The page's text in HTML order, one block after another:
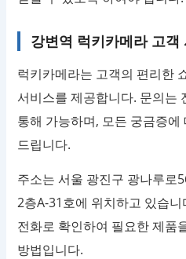
강변역 럭키카메라 고객
럭키카메라는 고객의 편리한
서비스를 제공합니다. 문의는
통해 가능하며, 모든 궁금증에
드립니다.
주소는 서울 광진구 광나루로
2층A-31호에 위치하고 있습
전화로 확인하여 필요한 제품
방법입니다.